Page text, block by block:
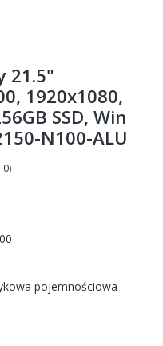
21.5"
1920x1080,
SSD, Win
N100-ALU
0)
pojemnościowa